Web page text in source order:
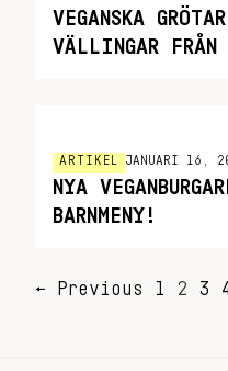
VEGANSKA
VÄLLINGAR FRÅN
ARTIKEL JANUARI 16,
NYA
BARNMENY!
← Previous 1 2 3